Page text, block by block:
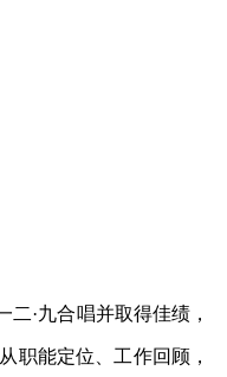
·九合唱并取得佳绩，
职能定位、工作回顾，